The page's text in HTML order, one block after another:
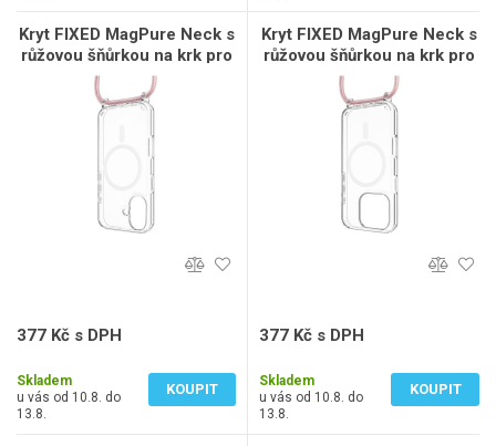
Kryt FIXED MagPure Neck s
růžovou šňůrkou na krk pro
Apple iPhone 16 Plus
377 Kč s DPH
Skladem
u vás od 10.8. do
13.8.
KOUPIT
Kryt FIXED MagPure Neck s
růžovou šňůrkou na krk pro
Apple iPhone 16 Pro
377 Kč s DPH
Skladem
u vás od 10.8. do
13.8.
KOUPIT